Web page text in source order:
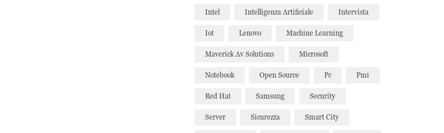
Intel Intelligenza Artificiale Intervista
Iot Lenovo Machine Learning
Maverick Av Solutions Microsoft
Notebook Open Source Pc Pmi
Red Hat Samsung Security
Server Sicurezza Smart City